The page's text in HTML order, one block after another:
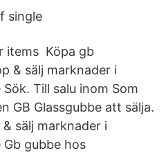
single
items Köpa gb
& sälj marknader i
Till salu inom Som
GB Glassgubbe att sälja.
sälj marknader i
gubbe hos